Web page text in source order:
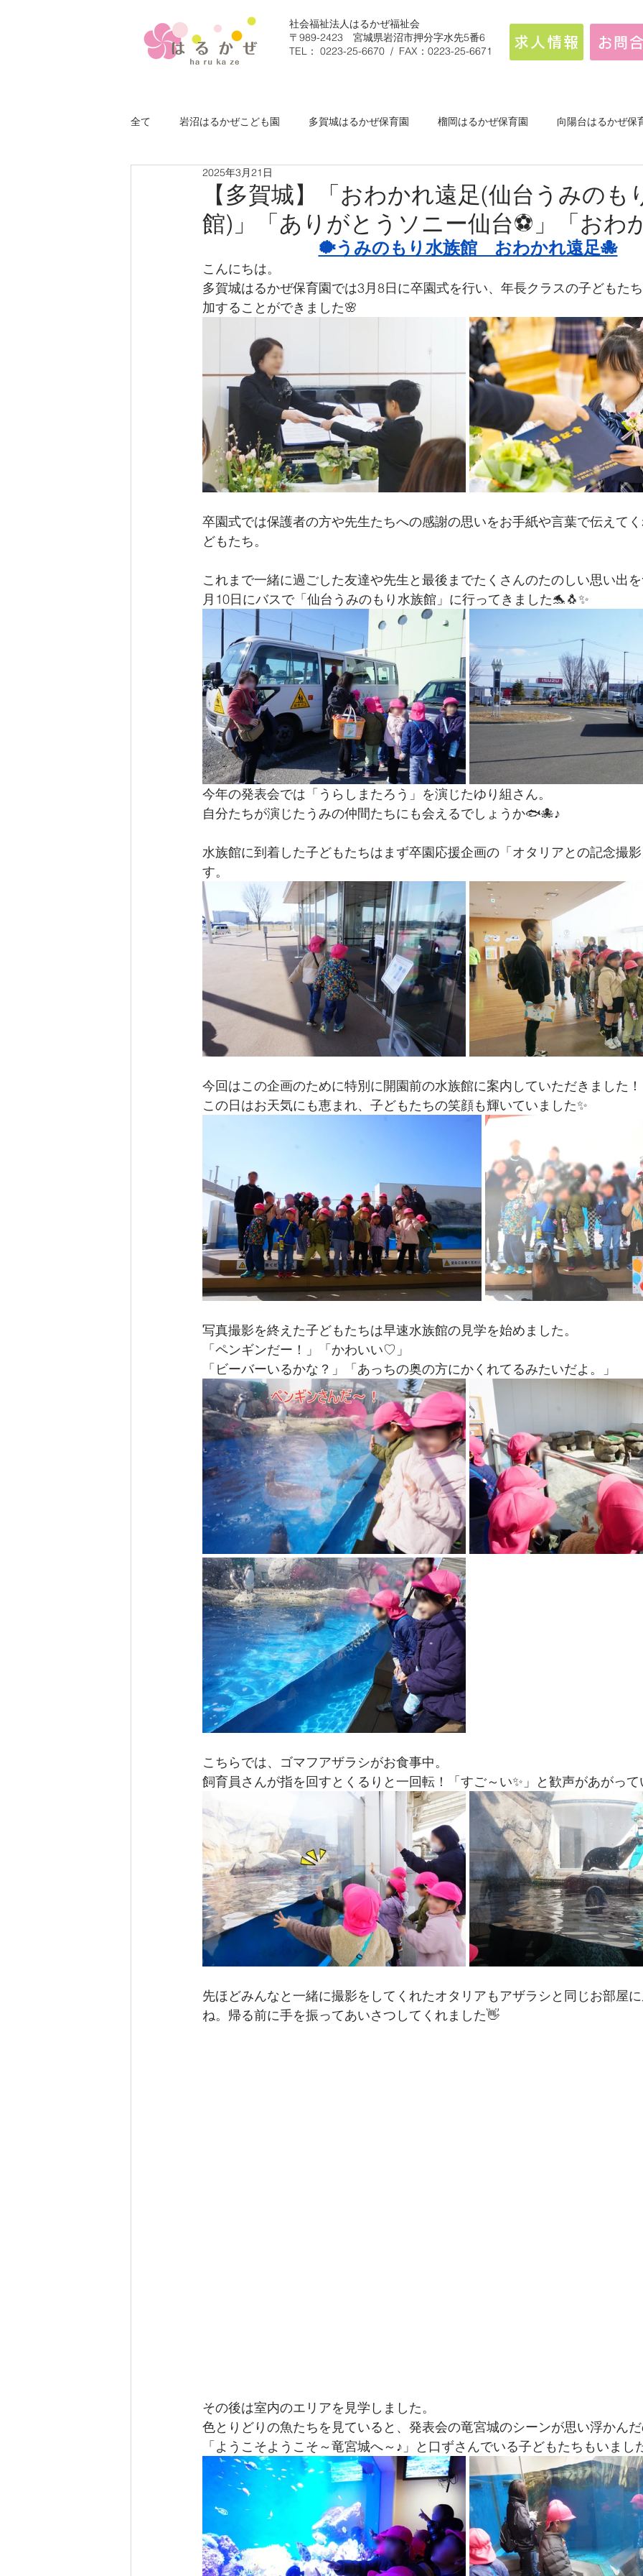
社会福祉法人はるかぜ福祉会
〒989-2423 宮城県岩沼市押分字水先5番6
TEL： 0223-25-6670 / FAX：0223-25-6671
求人情報 お問
全て 岩沼はるかぜこども園 多賀城はるかぜ保育園 榴岡はるかぜ保育園 向陽台はるかぜ保
社会福祉法人はるかぜ福祉会
【多賀城】「おわかれ遠足(仙台うみのも
館)」「ありがとうソニー仙台⚽」「おわ
2025年3月21日
🐡うみのもり水族館　おわかれ遠足🐙
こんにちは。
多賀城はるかぜ保育園では3月8日に卒園式を行い、年長クラスの子どもた
加することができました🌸
卒園式では保護者の方や先生たちへの感謝の思いをお手紙や言葉で伝えて
どもたち。
これまで一緒に過ごした友達や先生と最後までたくさんのたのしい思い出
月10日にバスで「仙台うみのもり水族館」に行ってきました🐬🐧✨
今年の発表会では「うらしまたろう」を演じたゆり組さん。
自分たちが演じたうみの仲間たちにも会えるでしょうか🐟🐙♪
水族館に到着した子どもたちはまず卒園応援企画の「オタリアとの記念撮
す。
今回はこの企画のために特別に開園前の水族館に案内していただきました！
この日はお天気にも恵まれ、子どもたちの笑顔も輝いていました✨
写真撮影を終えた子どもたちは早速水族館の見学を始めました。
「ペンギンだー！」「かわいい♡」
「ビーバーいるかな？」「あっちの奥の方にかくれてるみたいだよ。」
こちらでは、ゴマフアザラシがお食事中。
飼育員さんが指を回すとくるりと一回転！「すご～い✨」と歓声があがっ
先ほどみんなと一緒に撮影をしてくれたオタリアもアザラシと同じお部屋
ね。帰る前に手を振ってあいさつしてくれました👋
その後は室内のエリアを見学しました。
色とりどりの魚たちを見ていると、発表会の竜宮城のシーンが思い浮かん
「ようこそようこそ～竜宮城へ～♪」と口ずさんでいる子どもたちもいまし